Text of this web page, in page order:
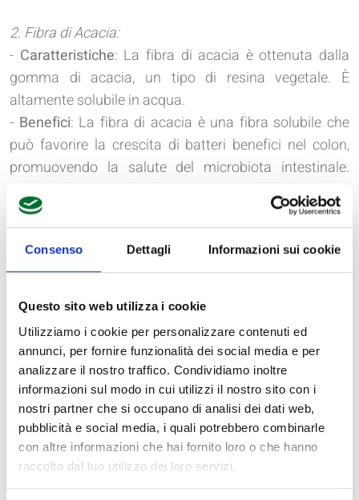
Consenso Dettagli Informazioni sui cookie
Questo sito web utilizza i cookie
Utilizziamo i cookie per personalizzare contenuti ed
annunci, per fornire funzionalità dei social media e per
analizzare il nostro traffico. Condividiamo inoltre
informazioni sul modo in cui utilizzi il nostro sito con i
nostri partner che si occupano di analisi dei dati web,
pubblicità e social media, i quali potrebbero combinarle
con altre informazioni che hai fornito loro o che hanno
raccolto dal tuo utilizzo dei loro servizi.
2. Fibra di Acacia:
- Caratteristiche: La fibra di acacia è ottenuta dalla
gomma di acacia, un tipo di resina vegetale. È
altamente solubile in acqua.
- Benefici: La fibra di acacia è una fibra solubile che
può favorire la crescita di batteri benefici nel colon,
promuovendo la salute del microbiota intestinale.
Aiuta anche a regolare la consistenza delle feci e può
essere utile nel controllo del peso. Si trova in alimenti
dietamedicale come ad esempio il bauletto.
3. Fibra di Avena:
Caratteristiche: La fibra di avena è una fonte di fibra
solubile che si gonfia in acqua, formando un gel che
rallenta il processo digestivo. È utilizzata nella
produzione di alimenti dietamedicale per i suoi
benefici per la salute.
Benefici: La fibra di avena è ricca di beta-glucani, che
hanno dimostrato di abbassare il colesterolo LDL e
regolare i livelli di zucchero nel sangue. Contribuisce